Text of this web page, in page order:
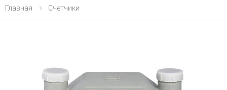
Главная Счетчики